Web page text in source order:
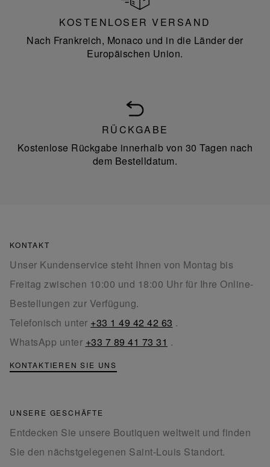
KOSTENLOSER VERSAND
Nach Frankreich, Monaco und in die Länder der
Europäischen Union.
RÜCKGABE
Kostenlose Rückgabe innerhalb von 30 Tagen nach
dem Bestelldatum.
KONTAKT
Unser Kundenservice steht Ihnen von Montag bis
Freitag zwischen 10:00 und 18:00 Uhr für Ihre Online-
Bestellungen zur Verfügung.
Telefonisch unter +33 1 49 42 42 63 .
WhatsApp unter +33 7 89 41 73 31 .
KONTAKTIEREN SIE UNS
UNSERE GESCHÄFTE
Entdecken Sie unsere Boutiquen weltweit und finden
Sie den nächstgelegenen Saint-Louis Standort.